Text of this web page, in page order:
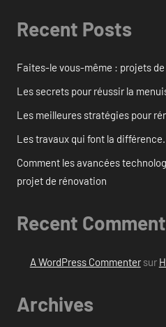
Recent Posts
Faites-le vous-même : projets
Les secrets pour réussir la
Les meilleures stratégies pour
Les travaux qui font la différence.
Comment les avancées
projet de rénovation
Recent
A WordPress Commentersur
Archives